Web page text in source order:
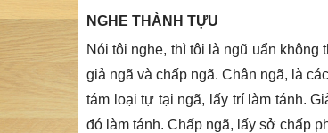
NGHE THÀNH TỰU
Nói tôi nghe, thì tôi là ngũ uẩn
giả ngã và chấp ngã. Chân ngã, là
tám loại tự tại ngã, lấy trí làm tánh.
đó làm tánh. Chấp ngã, lấy sở chấp